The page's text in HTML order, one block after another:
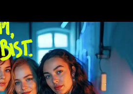
Zulassung
Kosten & Finanzierung
FAQ
Career Development an
der AMD
Networking
International